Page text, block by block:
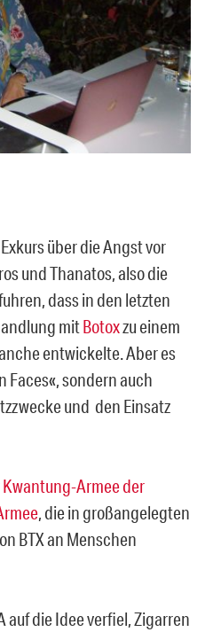
über die Angst vor
und Thanatos, also die
dass in den letzten
mitBotoxzu einem
entwickelte. Aber es
Faces«, sondern auch
und den Einsatz
Kwantung-Armee der
, die in großangelegten
BTX an Menschen
auf die Idee verfiel, Zigarren